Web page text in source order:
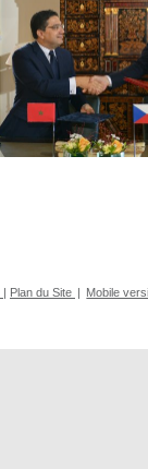
| Plan du Site | Mobile